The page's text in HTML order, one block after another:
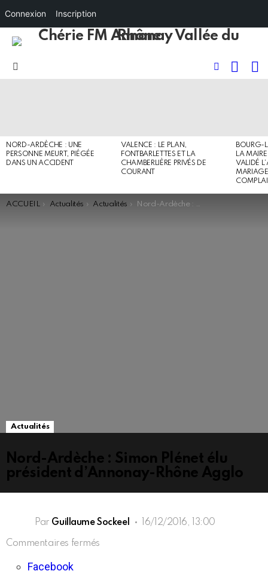
FOLLOW
NORD-ARDÈCHE : UNE
PERSONNE MEURT, PIÉGÉE
DANS UN ACCIDENT
VALENCE : LE PLAN,
FONTBARLETTES ET LA
CHAMBERLIÈRE PRIVÉS DE
COURANT
BOURG-
LA
VALIDÉ
MARIAGE
You are here:
ACCUEIL Actualités Actualités Nord-Ardèche : Simon Plénet élu président d’Annonay-Rhône Agglo
Actualités
Nord-Ardèche : Simon Plénet élu
président d’Annonay-Rhône Agglo
Par Guillaume Sockeel 16/12/2016, 13:00
Commentaires fermés
Facebook
Connexion Inscription